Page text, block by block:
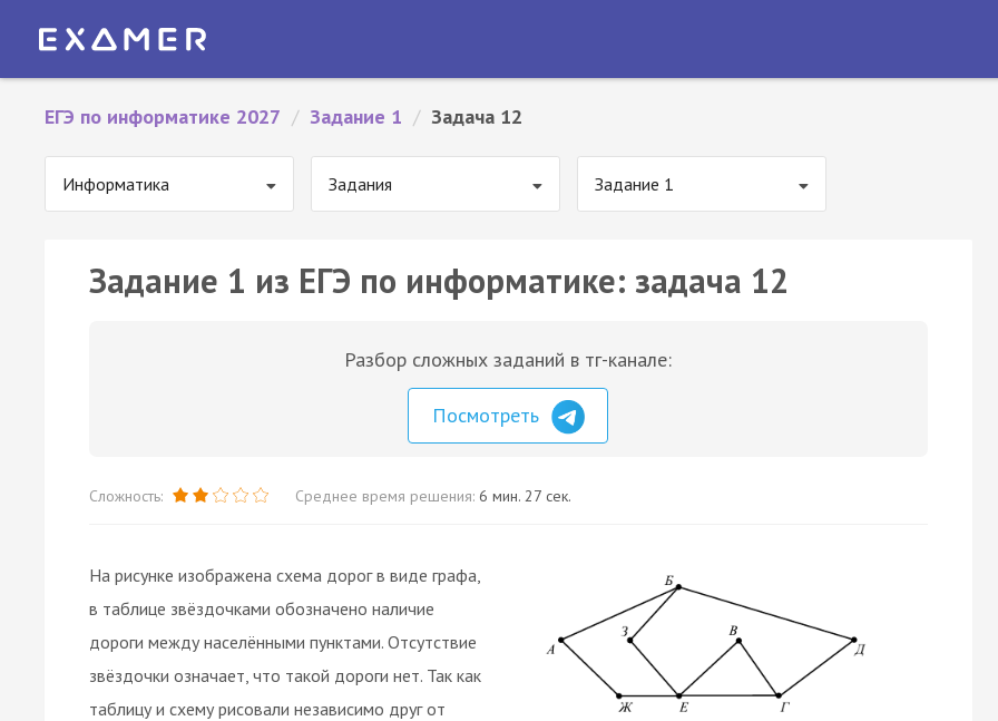
ЕГЭ по информатике 2027 / Задание 1 / Задача 12
Информатика Задания Задание 1
Задание 1 из ЕГЭ по информатике: задача 12
Разбор сложных заданий в тг-канале:
Посмотреть
Сложность: Среднее время решения: 6 мин. 27 сек.
На рисунке изображена схема дорог в виде графа,
в таблице звёздочками обозначено наличие
дороги между населёнными пунктами. Отсутствие
звёздочки означает, что такой дороги нет. Так как
таблицу и схему рисовали независимо друг от